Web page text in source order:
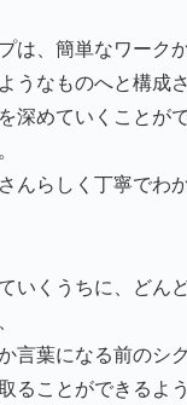
は、簡単なワーク
うなものへと構成
深めていくことが
んらしく丁寧でわ
いくうちに、どん
言葉になる前のシ
ることができるよ